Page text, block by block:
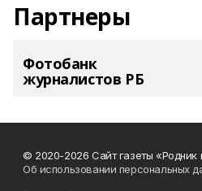
Партнеры
Фотобанк
журналистов РБ
© 2020-2026 Сайт газеты «Родник
Об использовании персональных